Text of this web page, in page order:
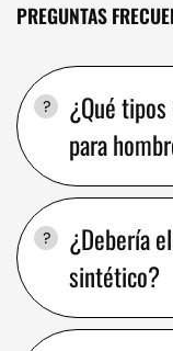
PREGUNTAS
¿Qué
para
¿Debería
sintético?